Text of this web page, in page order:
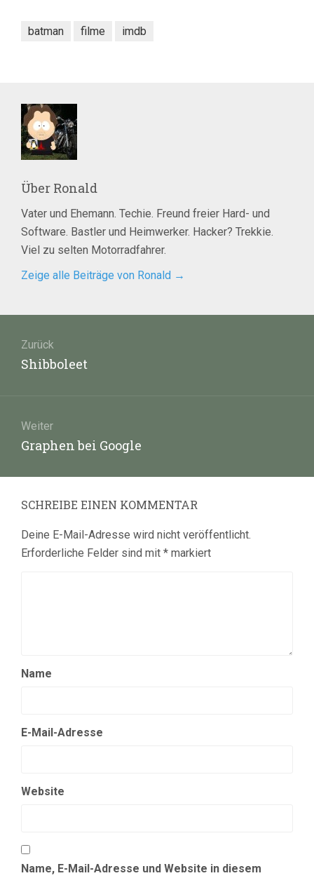
batman filme imdb
Über Ronald
Vater und Ehemann. Techie. Freund freier Hard- und
Software. Bastler und Heimwerker. Hacker? Trekkie.
Viel zu selten Motorradfahrer.
Zeige alle Beiträge von Ronald →
Zurück
Vorheriger
Shibboleet
Weiter
Nächster
Graphen bei Google
SCHREIBE EINEN KOMMENTAR
Deine E-Mail-Adresse wird nicht veröffentlicht.
Erforderliche Felder sind mit * markiert
Name
E-Mail-Adresse
Website
Name, E-Mail-Adresse und Website in diesem